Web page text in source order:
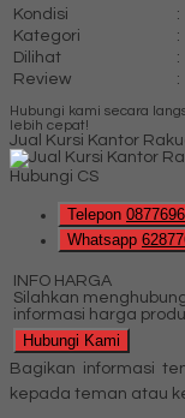
Kondisi
:
Kategori
:
Dilihat
:
Review
:
Hubungi kami secara
lebih cepat!
Jual Kursi Kantor
Hubungi CS
Telepon
Whatsapp
INFO HARGA
Silahkan
informasi harga
Hubungi Kami
Bagikan informasi
kepada teman atau